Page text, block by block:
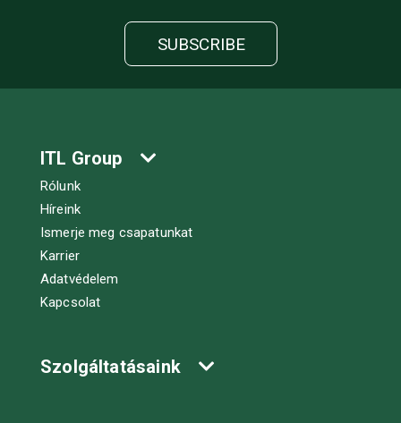
ITL Group
Rólunk
Híreink
Ismerje meg csapatunkat
Karrier
Adatvédelem
Kapcsolat
Szolgáltatásaink